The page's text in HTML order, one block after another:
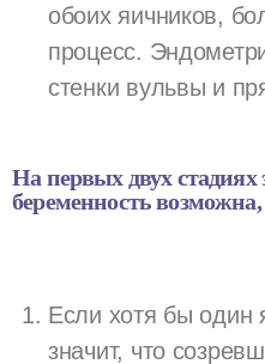
обоих яичников,
процесс.
стенки вульвы и
На первых двух стадиях
беременность
Если хотя бы один
значит, что